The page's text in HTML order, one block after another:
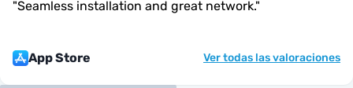
"Seamless installation and great network."
App Store Ver todas las valoraciones